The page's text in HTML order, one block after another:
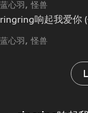
蓝心羽 怪兽
ringring响起我爱你
蓝心羽 怪兽